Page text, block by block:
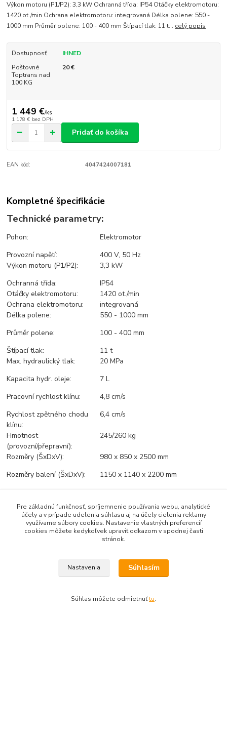
Výkon motoru (P1/P2): 3,3 kW Ochranná třída: IP54 Otáčky elektromotoru:
1420 ot./min Ochrana elektromotoru: integrovaná Délka polene: 550 -
1000 mm Průměr polene: 100 - 400 mm Štípací tlak: 11 t... celý popis
Dostupnosť
IHNED
Poštovné
Toptrans nad
100 KG
20 €
1 449 €/ks
1 178 € bez DPH
Pridať do košíka
EAN kód: 4047424007181
Kompletné špecifikácie
Technické parametry:
Pohon:
Elektromotor
Provozní napětí:
400 V, 50 Hz
Výkon motoru (P1/P2):
3,3 kW
Ochranná třída:
IP54
Otáčky elektromotoru:
1420 ot./min
Ochrana elektromotoru:
integrovaná
Délka polene:
550 - 1000 mm
Průměr polene:
100 - 400 mm
Štípací tlak:
11 t
Max. hydraulický tlak:
20 MPa
Kapacita hydr. oleje:
7 L
Pracovní rychlost klínu:
4,8 cm/s
Rychlost zpětného chodu
klínu:
6,4 cm/s
Hmotnost
(provozní/přepravní):
245/260 kg
Rozměry (ŠxDxV):
980 x 850 x 2500 mm
Rozměry balení (ŠxDxV):
1150 x 1140 x 2200 mm
EAN:
4047424007730
Výbava - vlastnosti:
Jednoduché štípání od krátkých po metrová polena.
Stabilní rám a robustní štípací klín.
Píst lze snížit pro snadný transport a skladování.
Pre základnú funkčnosť, spríjemnenie používania webu, analytické
účely a v prípade udelenia súhlasu aj na účely cielenia reklamy
využívame súbory cookies. Nastavenie vlastných preferencií
cookies môžete kedykoľvek upraviť odkazom v spodnej časti
stránok.
Nastavenia Súhlasím
Súhlas môžete odmietnuťtu.